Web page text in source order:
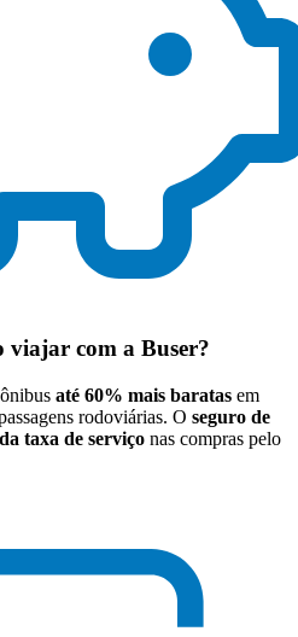
viajar com a Buser?
até 60% mais baratas em
rodoviárias. O seguro de
taxa de serviço nas compras pelo